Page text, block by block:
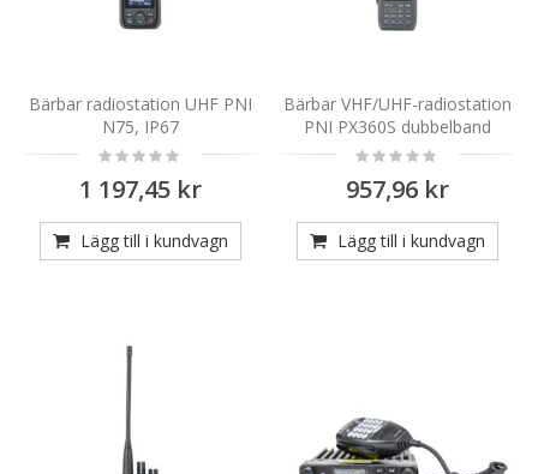
Bärbar radiostation UHF PNI
N75, IP67
Rating:
0%
1 197,45 kr
Lägg till i kundvagn
Bärbar VHF/UHF-radiostation
PNI PX360S dubbelband
Rating:
0%
957,96 kr
Lägg till i kundvagn